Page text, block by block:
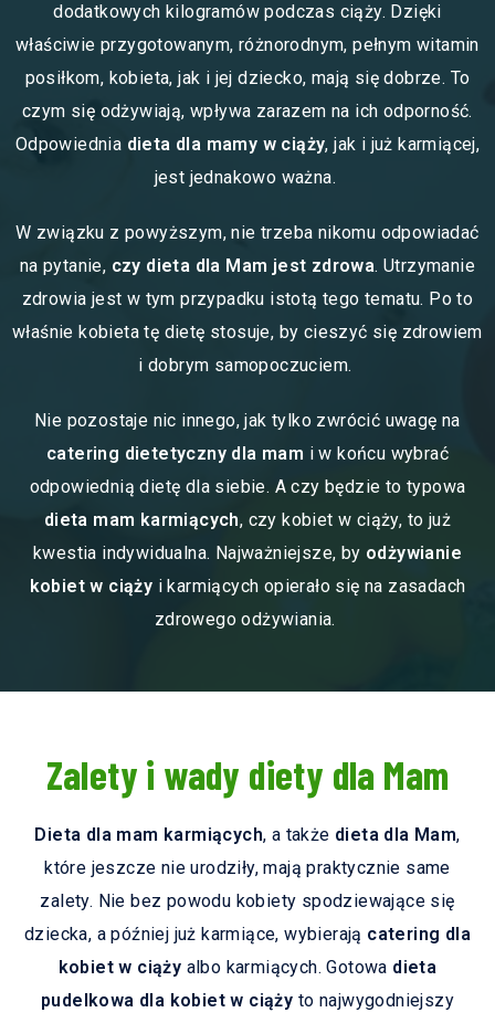
dodatkowych kilogramów podczas ciąży. Dzięki
właściwie przygotowanym, różnorodnym, pełnym witamin
posiłkom, kobieta, jak i jej dziecko, mają się dobrze. To
czym się odżywiają, wpływa zarazem na ich odporność.
Odpowiednia dieta dla mamy w ciąży, jak i już karmiącej,
jest jednakowo ważna.
W związku z powyższym, nie trzeba nikomu odpowiadać
na pytanie, czy dieta dla Mam jest zdrowa. Utrzymanie
zdrowia jest w tym przypadku istotą tego tematu. Po to
właśnie kobieta tę dietę stosuje, by cieszyć się zdrowiem
i dobrym samopoczuciem.
Nie pozostaje nic innego, jak tylko zwrócić uwagę na
catering dietetyczny dla mam i w końcu wybrać
odpowiednią dietę dla siebie. A czy będzie to typowa
dieta mam karmiących, czy kobiet w ciąży, to już
kwestia indywidualna. Najważniejsze, by odżywianie
kobiet w ciąży i karmiących opierało się na zasadach
zdrowego odżywiania.
Zalety i wady diety dla Mam
Dieta dla mam karmiących, a także dieta dla Mam,
które jeszcze nie urodziły, mają praktycznie same
zalety. Nie bez powodu kobiety spodziewające się
dziecka, a później już karmiące, wybierają catering dla
kobiet w ciąży albo karmiących. Gotowa dieta
pudelkowa dla kobiet w ciąży to najwygodniejszy